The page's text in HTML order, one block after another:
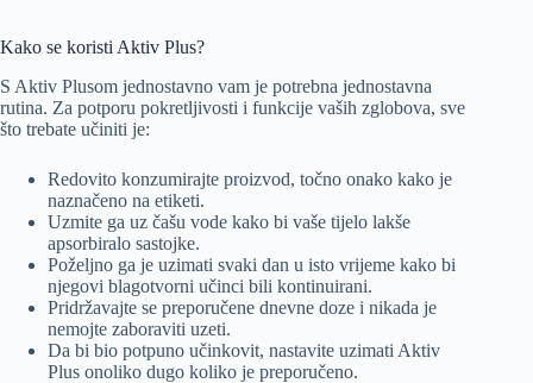
Kako se koristi Aktiv Plus?
S Aktiv Plusom jednostavno vam je potrebna jednostavna
rutina. Za potporu pokretljivosti i funkcije vaših zglobova, sve
što trebate učiniti je:
Redovito konzumirajte proizvod, točno onako kako je
naznačeno na etiketi.
Uzmite ga uz čašu vode kako bi vaše tijelo lakše
apsorbiralo sastojke.
Poželjno ga je uzimati svaki dan u isto vrijeme kako bi
njegovi blagotvorni učinci bili kontinuirani.
Pridržavajte se preporučene dnevne doze i nikada je
nemojte zaboraviti uzeti.
Da bi bio potpuno učinkovit, nastavite uzimati Aktiv
Plus onoliko dugo koliko je preporučeno.